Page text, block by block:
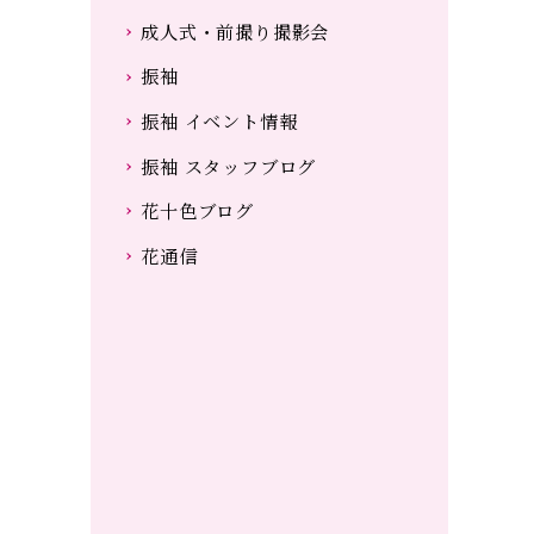
成人式・前撮り撮影会
振袖
振袖 イベント情報
振袖 スタッフブログ
花十色ブログ
花通信